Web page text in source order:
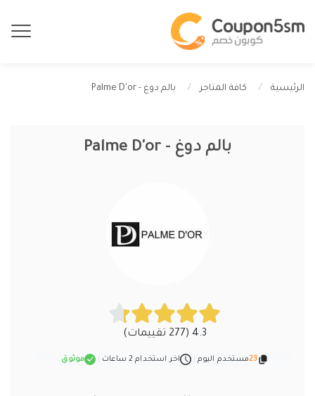
الرئيسية كافة المتاجر بالم دوغ - Palme D'or
بالم دوغ - Palme D'or
4.3 (277 تقييمات)
23مستخدم اليوم اخر استخدام 2 ساعات موثوق